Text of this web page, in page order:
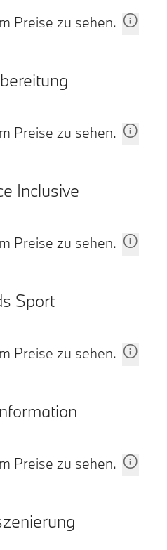
Preise zu sehen.
Preise zu sehen.
Inclusive
Preise zu sehen.
Sport
Preise zu sehen.
Preise zu sehen.